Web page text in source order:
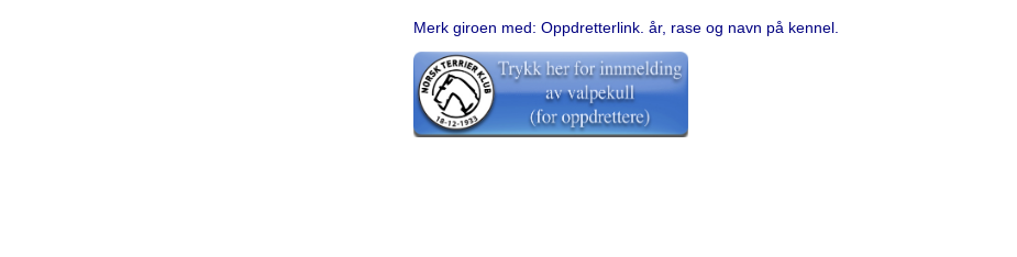
Merk giroen med: Oppdretterlink. år, rase og navn på kennel.